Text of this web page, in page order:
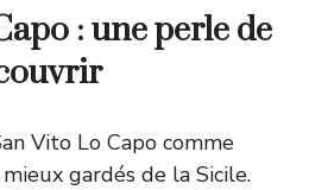
: une perle de
Vito Lo Capo comme
gardés de la Sicile.